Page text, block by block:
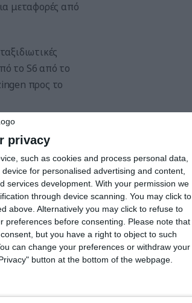
privacy
such as cookies and process personal data,
for personalised advertising and content,
services development. With your permission we
through device scanning. You may click to
above. Alternatively you may click to refuse to
before consenting.
Please note that
but you have a right to object to such
can change your preferences or withdraw your
button at the bottom of the webpage.
μεταφορές από
το S6 από το
προς το
στη
ή ακόμη
για παράδειγμα,
για την Ελβετία: